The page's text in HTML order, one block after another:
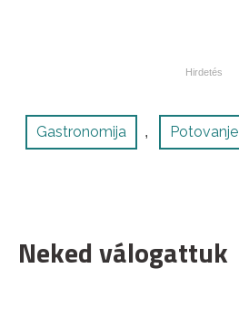
Gastronomija , Potovanje
Neked válogattuk